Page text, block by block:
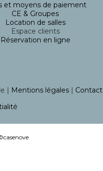
et moyens de paiement
CE & Groupes
Location de salles
Espace clients
Réservation en ligne
| Mentions légales| Contact